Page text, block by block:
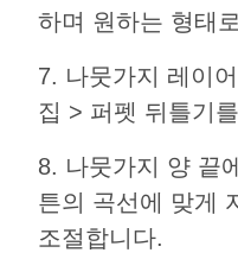
하며 원하는 형태
7. 나뭇가지 레이
집 > 퍼펫 뒤틀기
8. 나뭇가지 양 끝
튼의 곡선에 맞게
조절합니다.